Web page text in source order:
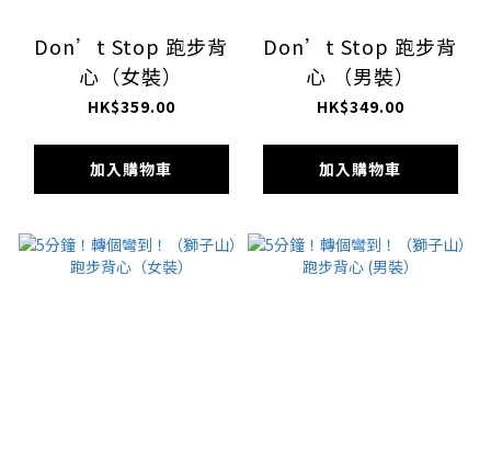
Don’t Stop 跑步背
心（女裝）
HK$359.00
加入購物車
Don’t Stop 跑步背
心 （男裝）
HK$349.00
加入購物車